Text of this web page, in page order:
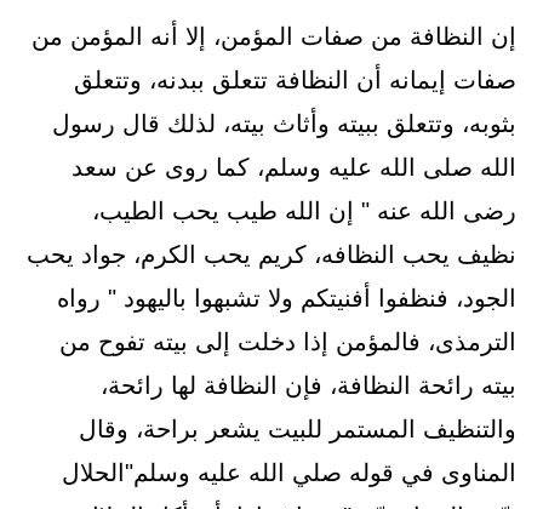
إن النظافة من صفات المؤمن، إلا أنه المؤمن من
صفات إيمانه أن النظافة تتعلق ببدنه، وتتعلق
بثوبه، وتتعلق ببيته وأثاث بيته، لذلك قال رسول
الله صلى الله عليه وسلم، كما روى عن سعد
رضى الله عنه " إن الله طيب يحب الطيب،
نظيف يحب النظافه، كريم يحب الكرم، جواد يحب
الجود، فنظفوا أفنيتكم ولا تشبهوا باليهود " رواه
الترمذى، فالمؤمن إذا دخلت إلى بيته تفوح من
بيته رائحة النظافة، فإن النظافة لها رائحة،
والتنظيف المستمر للبيت يشعر براحة، وقال
المناوى في قوله صلي الله عليه وسلم"الحلال